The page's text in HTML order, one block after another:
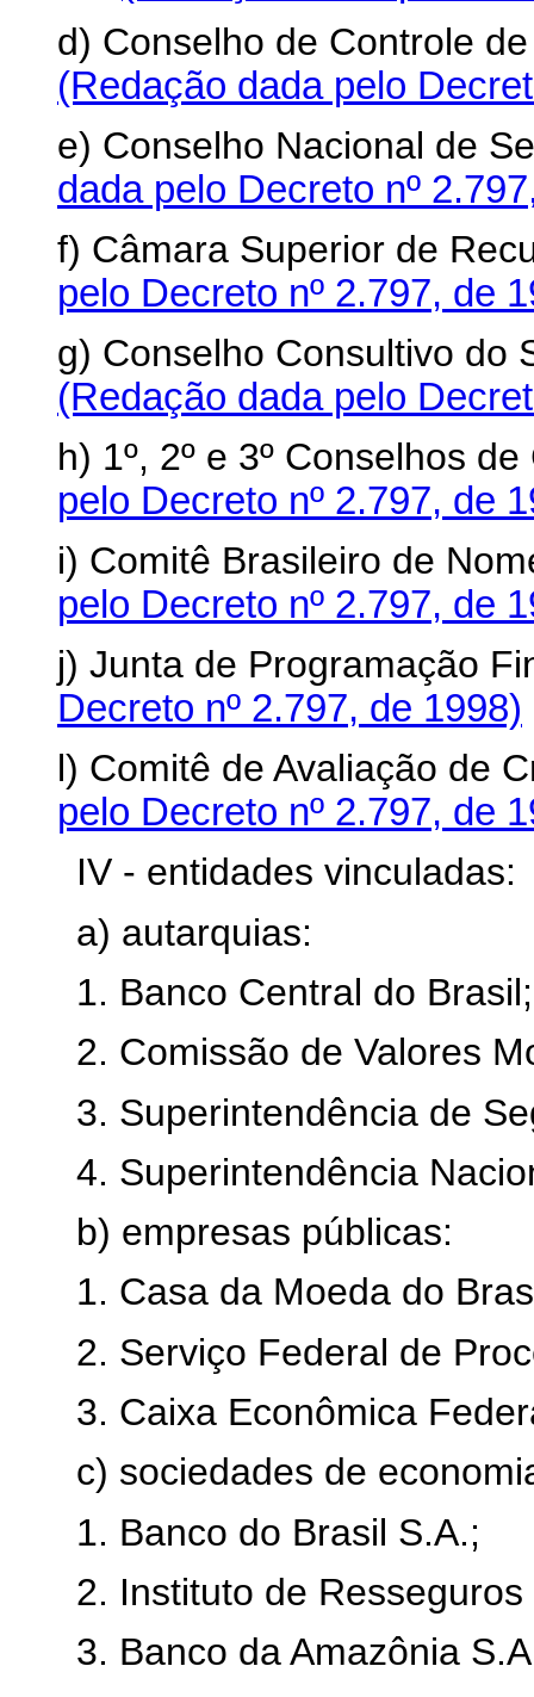
d) Conselho de Controle
(Redação dada pelo
e) Conselho Nacional de
dada pelo Decreto nº
f) Câmara Superior de
pelo Decreto nº 2.797, de
g) Conselho Consultivo do
(Redação dada pelo
h) 1º, 2º e 3º Conselhos
pelo Decreto nº 2.797, de
i) Comitê Brasileiro de
pelo Decreto nº 2.797, de
j) Junta de Programação
Decreto nº 2.797, de 1998)
l) Comitê de Avaliação de
pelo Decreto nº 2.797, de
IV - entidades vinculadas:
a) autarquias:
1. Banco Central do Brasil;
2. Comissão de Valores
3. Superintendência de
4. Superintendência
b) empresas públicas:
1. Casa da Moeda do
2. Serviço Federal de
3. Caixa Econômica
c) sociedades de
1. Banco do Brasil S.A.;
2. Instituto de
3. Banco da Amazônia